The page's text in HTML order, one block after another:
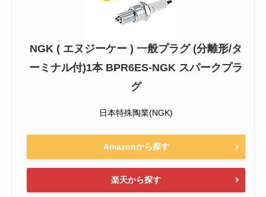
NGK ( エヌジーケー ) 一般プラグ (分離形/タ
ーミナル付)1本 BPR6ES-NGK スパークプラ
グ
日本特殊陶業(NGK)
Amazonから探す
楽天から探す